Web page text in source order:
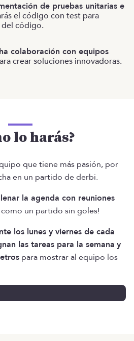
de pruebas unitarias e
el código con test para
del código.
colaboración con equipos
crear soluciones innovadoras.
lo harás?
que tiene más pasión, por
en un partido de derbi.
la agenda con reuniones
como un partido sin goles!
los lunes y viernes de cada
las tareas para la semana y
para mostrar al equipo los